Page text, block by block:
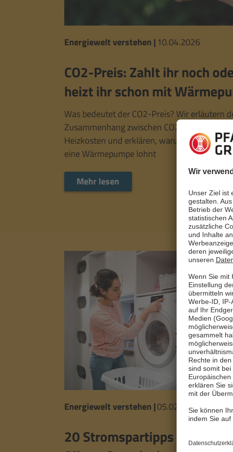
10.04.2026
Energiewelt verstehen |
CO2-Preis: Zahlt ihr noch
heizt ihr schon mit
Was bedeutet der CO2-Preis? Wir erläutern
Zusammenhang zwischen CO2-Steuer und
Heizkosten und erklären, warum sich der
eine Wärmepumpe lohnt
Mehr lesen
05.02.2026
Energiewelt verstehen |
20 Stromspartipps für euren